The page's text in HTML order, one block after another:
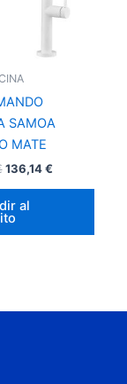
SAMOA
MATE
136,14€
al